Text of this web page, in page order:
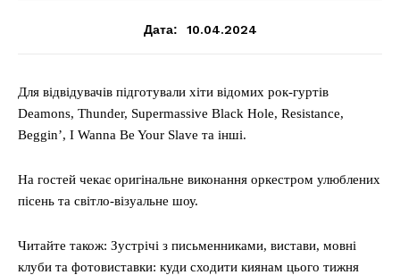
Дата: 10.04.2024
Для відвідувачів підготували хіти відомих рок-гуртів
Deamons, Thunder, Supermassive Black Hole, Resistance,
Beggin’, I Wanna Be Your Slave та інші.
На гостей чекає оригінальне виконання оркестром улюблених
пісень та світло-візуальне шоу.
Читайте також: Зустрічі з письменниками, вистави, мовні
клуби та фотовиставки: куди сходити киянам цього тижня